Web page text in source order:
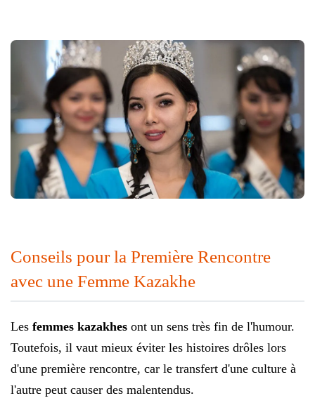
Conseils pour la Première Rencontre
avec une Femme Kazakhe
Les femmes kazakhes ont un sens très fin de l'humour.
Toutefois, il vaut mieux éviter les histoires drôles lors
d'une première rencontre, car le transfert d'une culture à
l'autre peut causer des malentendus.